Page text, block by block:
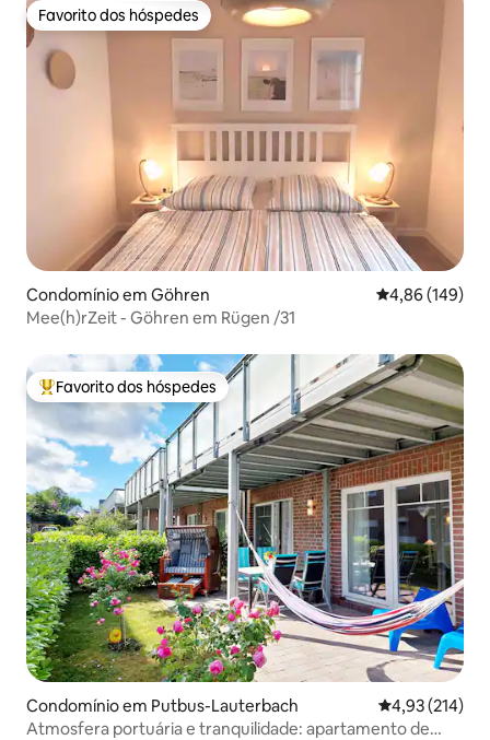
Favorito dos hóspedes
Favorito dos hóspedes
Condomínio em Göhren Classificação
4,86 (149)
Mee(h)rZeit - Göhren em Rügen /31
Favoritos dos hóspedes mais apreciados
Favorito dos hóspedes
Condomínio em Putbus-Lauterbach Classificação
4,93 (214)
Atmosfera portuária e tranquilidade: apartamento de